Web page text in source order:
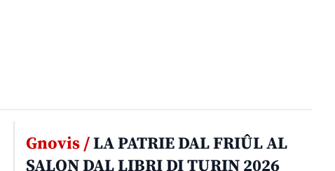
Gnovis /LA PATRIE DAL FRIÛL AL
SALON DAL LIBRI DI TURIN 2026